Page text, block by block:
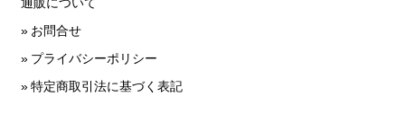
通販について
お問合せ
プライバシーポリシー
特定商取引法に基づく表記